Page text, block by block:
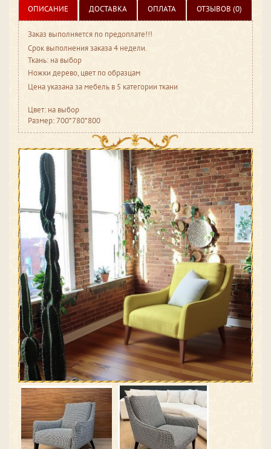
ОПИСАНИЕ ДОСТАВКА ОПЛАТА ОТЗЫВОВ (0)
Заказ выполняется по предоплате!!!
Срок выполнения заказа 4 недели.
Ткань: на выбор
Ножки дерево, цвет по образцам
Цена указана за мебель в 5 категории ткани
Цвет: на выбор
Размер: 700*780*800